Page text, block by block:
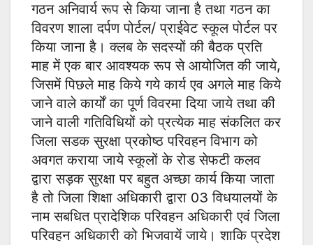
गठन अनिवार्य रूप से किया जाना है तथा गठन का
विवरण शाला दर्पण पोर्टल/ प्राईवेट स्कूल पोर्टल पर
किया जाना है। क्लब के सदस्यों की बैठक प्रति
माह में एक बार आवश्यक रूप से आयोजित की जाये,
जिसमें पिछले माह किये गये कार्य एव अगले माह किये
जाने वाले कार्यों का पूर्ण विवरमा दिया जाये तथा की
जाने वाली गतिविधियों को प्रत्येक माह संकलित कर
जिला सडक सुरक्षा प्रकोष्ठ परिवहन विभाग को
अवगत कराया जाये स्कूलों के रोड सेफटी कलव
द्वारा सड़क सुरक्षा पर बहुत अच्छा कार्य किया जाता
है तो जिला शिक्षा अधिकारी द्वारा 03 विधयालयों के
नाम सबधित प्रादेशिक परिवहन अधिकारी एवं जिला
परिवहन अधिकारी को भिजवायें जाये। शाकि प्रदेश